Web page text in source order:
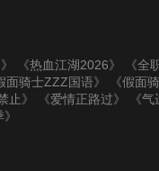
《热血江湖2026》 《全
面骑士ZZZ国语》 《假面
止》 《爱情正路过》 《